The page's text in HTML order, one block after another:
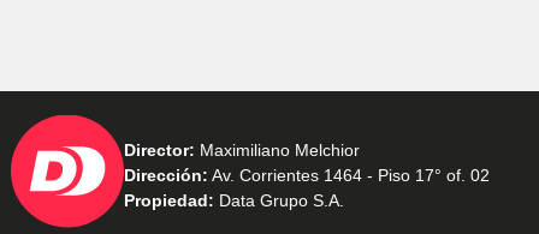
Director: Maximiliano Melchior
Dirección: Av. Corrientes 1464 - Piso 17° of. 02
Propiedad: Data Grupo S.A.